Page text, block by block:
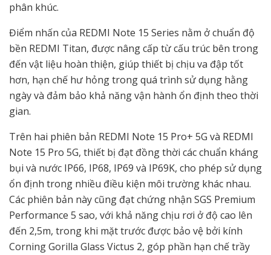
phân khúc.
Điểm nhấn của REDMI Note 15 Series nằm ở chuẩn độ
bền REDMI Titan, được nâng cấp từ cấu trúc bên trong
đến vật liệu hoàn thiện, giúp thiết bị chịu va đập tốt
hơn, hạn chế hư hỏng trong quá trình sử dụng hằng
ngày và đảm bảo khả năng vận hành ổn định theo thời
gian.
Trên hai phiên bản REDMI Note 15 Pro+ 5G và REDMI
Note 15 Pro 5G, thiết bị đạt đồng thời các chuẩn kháng
bụi và nước IP66, IP68, IP69 và IP69K, cho phép sử dụng
ổn định trong nhiều điều kiện môi trường khác nhau.
Các phiên bản này cũng đạt chứng nhận SGS Premium
Performance 5 sao, với khả năng chịu rơi ở độ cao lên
đến 2,5m, trong khi mặt trước được bảo vệ bởi kính
Corning Gorilla Glass Victus 2, góp phần hạn chế trầy